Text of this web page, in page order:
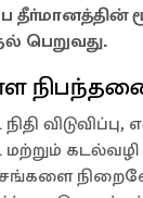
தீா்மானத்தின்
பெறுவது.
கடல்வழி